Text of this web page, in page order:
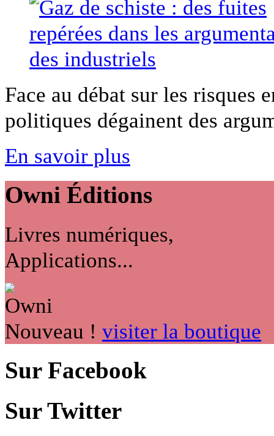
Face au débat sur les risques
politiques dégainent des
En savoir plus
Owni Éditions
Livres numériques,
Applications...
Nouveau ! visiter la boutique
Sur Facebook
Sur Twitter